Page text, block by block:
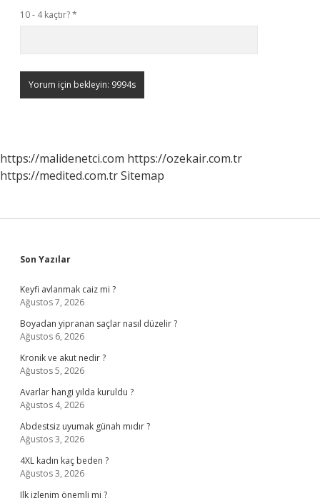
10 - 4 kaçtır?*
https://malidenetci.com https://ozekair.com.tr
https://medited.com.trSitemap
Sidebar
Son Yazılar
Keyfi avlanmak caiz mi ?
Ağustos 7, 2026
Boyadan yipranan saçlar nasıl düzelir ?
Ağustos 6, 2026
Kronik ve akut nedir ?
Ağustos 5, 2026
Avarlar hangi yılda kuruldu ?
Ağustos 4, 2026
Abdestsiz uyumak günah mıdır ?
Ağustos 3, 2026
4XL kadın kaç beden ?
Ağustos 3, 2026
Ilk izlenim önemli mi ?